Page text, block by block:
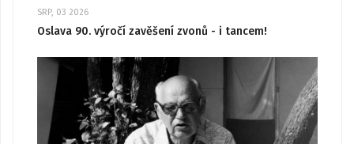
SRP, 03 2026
Oslava 90. výročí zavěšení zvonů - i tancem!